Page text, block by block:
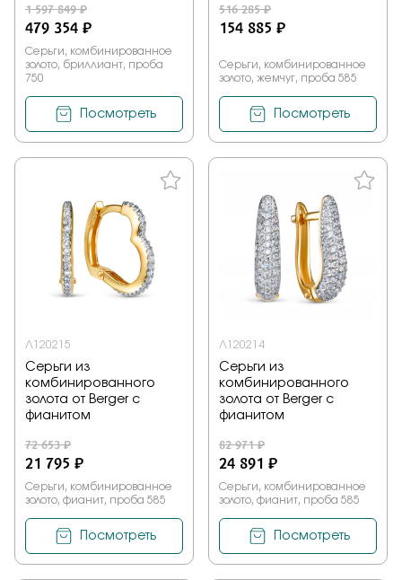
1 597 849 ₽
479 354 ₽
Серьги, комбинированное
золото, бриллиант, проба
750
Посмотреть
516 285 ₽
154 885 ₽
Серьги, комбинированное
золото, жемчуг, проба 585
Посмотреть
Л120215
Серьги из
комбинированного
золота от Berger с
фианитом
72 653 ₽
21 795 ₽
Серьги, комбинированное
золото, фианит, проба 585
Посмотреть
Л120214
Серьги из
комбинированного
золота от Berger с
фианитом
82 971 ₽
24 891 ₽
Серьги, комбинированное
золото, фианит, проба 585
Посмотреть